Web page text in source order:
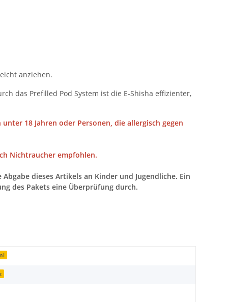
anziehen.
das Prefilled Pod System ist die E-Shisha effizienter,
18 Jahren oder Personen, die allergisch gegen
Nichtraucher empfohlen.
dieses Artikels an Kinder und Jugendliche. Ein
des Pakets eine Überprüfung durch.